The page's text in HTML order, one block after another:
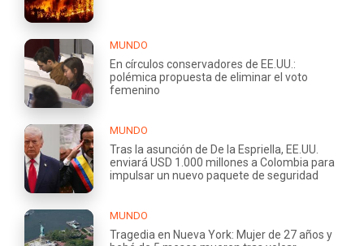
MUNDO
En círculos conservadores de EE.UU.:
polémica propuesta de eliminar el voto
femenino
MUNDO
Tras la asunción de De la Espriella, EE.UU.
enviará USD 1.000 millones a Colombia para
impulsar un nuevo paquete de seguridad
MUNDO
Tragedia en Nueva York: Mujer de 27 años y